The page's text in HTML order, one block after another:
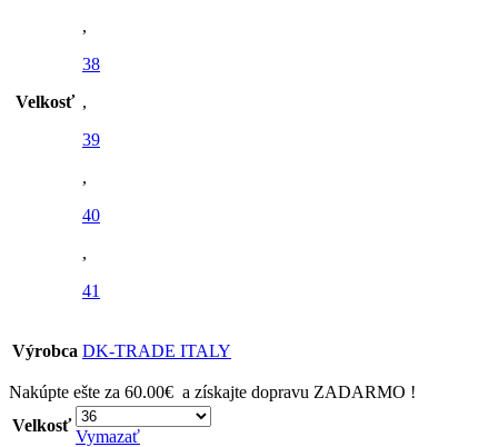
Velkosť
,
38
,
39
,
40
,
41
Výrobca DK-TRADE ITALY
Nakúpte ešte za 60.00€ a získajte dopravu ZADARMO !
Velkosť
Vymazať